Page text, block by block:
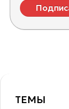
ТЕМЫ